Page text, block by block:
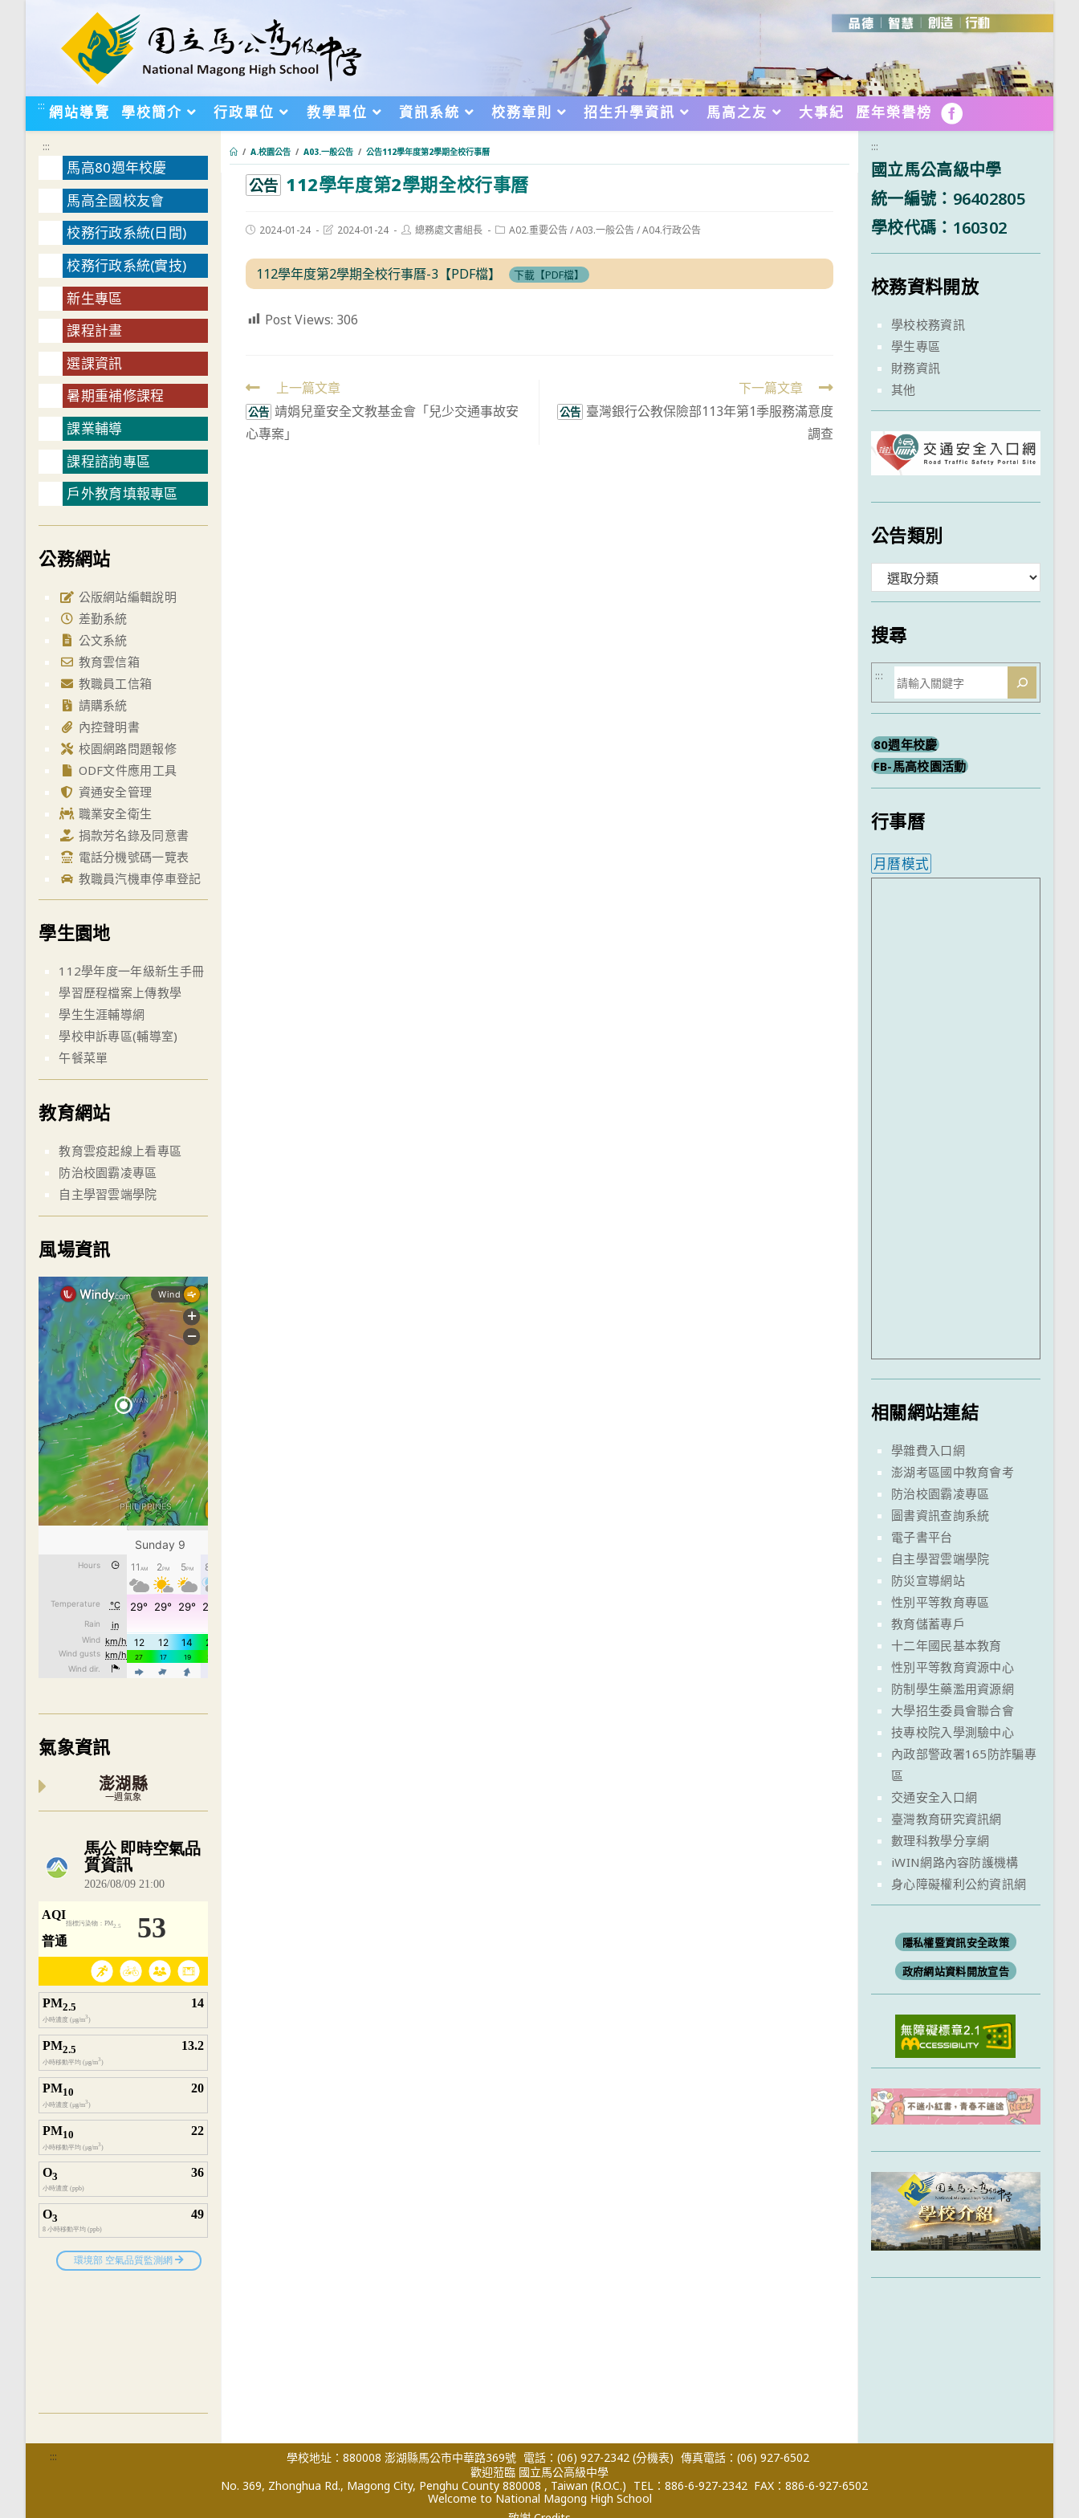
::: 網站導覽 學校簡介 行政單位 教學單位 資訊系統 校務章則 招生升學資訊 馬高之友 大事紀 歷年榮譽榜 FB
/ A.校園公告 / A03.一般公告 / 公告112學年度第2學期全校行事曆
公告 112學年度第2學期全校行事曆
Post2024-01-24
Post2024-01-24
Post總務處文書組長
PostA02.重要公告/A03.一般公告/A04.行政公告
112學年度第2學期全校行事曆-3【PDF檔】 下載【PDF檔】
Post Views: 306
Read
more
articles
上一篇文章
公告 靖娟兒童安全文教基金會「兒少交通事故安
心專案」
下一篇文章
公告 臺灣銀行公教保險部113年第1季服務滿意度
調查
:::
馬高80週年校慶
馬高全國校友會
校務行政系統(日間)
校務行政系統(實技)
新生專區
課程計畫
選課資訊
暑期重補修課程
課業輔導
課程諮詢專區
戶外教育填報專區
公務網站
公版網站編輯說明
差勤系統
公文系統
教育雲信箱
教職員工信箱
請購系統
內控聲明書
校園網路問題報修
ODF文件應用工具
資通安全管理
職業安全衛生
捐款芳名錄及同意書
電話分機號碼一覽表
教職員汽機車停車登記
學生園地
112學年度一年級新生手冊
學習歷程檔案上傳教學
學生生涯輔導網
學校申訴專區(輔導室)
午餐菜單
教育網站
教育雲疫起線上看專區
防治校園霸凌專區
自主學習雲端學院
風場資訊
氣象資訊
澎湖縣
一週氣象
內嵌空氣品質小工具為視覺預覽，完整即時空氣品質資料請開啟
:::
國立馬公高級中學
統一編號：96402805
學校代碼：160302
校務資料開放
學校校務資訊
學生專區
財務資訊
其他
公告類別
類
搜尋
搜
尋
:::
80週年校慶
FB-馬高校園活動
行事曆
月曆模式
相關網站連結
學雜費入口網
澎湖考區國中教育會考
防治校園霸凌專區
圖書資訊查詢系統
電子書平台
自主學習雲端學院
防災宣導網站
性別平等教育專區
教育儲蓄專戶
十二年國民基本教育
性別平等教育資源中心
防制學生藥濫用資源網
大學招生委員會聯合會
技專校院入學測驗中心
內政部警政署165防詐騙專
區
交通安全入口網
臺灣教育研究資訊網
數理科教學分享網
iWIN網路內容防護機構
身心障礙權利公約資訊網
隱私權暨資訊安全政策
政府網站資料開放宣告
::: 學校地址：880008 澎湖縣馬公市中華路369號 電話：(06) 927-2342 (分機表) 傳真電話：(06) 927-6502
歡迎蒞臨 國立馬公高級中學
No. 369, Zhonghua Rd., Magong City, Penghu County 880008 , Taiwan (R.O.C.) TEL：886-6-927-2342 FAX：886-6-927-6502
Welcome to National Magong High School